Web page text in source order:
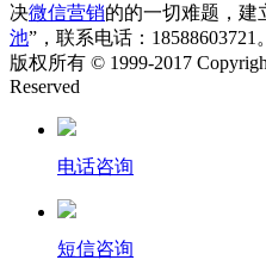
决微信营销的的一切难题，建
池”，联系电话：18588603721。
版权所有 © 1999-2017
Reserved
电话咨询
短信咨询